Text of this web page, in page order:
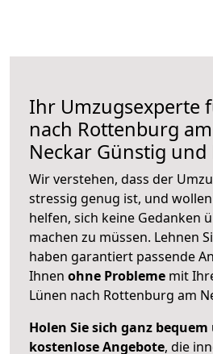
Ihr Umzugsexperte
nach Rottenburg am
Neckar Günstig und
Wir verstehen, dass der
stressig genug ist, und
helfen, sich keine Gedanken
machen zu müssen. Lehnen
haben garantiert passende
Ihnen ohne Probleme mit
Lünen nach Rottenburg am
Holen Sie sich ganz
kostenlose Angebote, die